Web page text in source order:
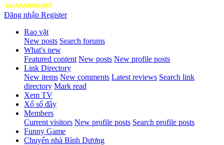
Đăng nhập Register
Rao vặt
New posts Search forums
What's new
Featured content New posts New profile posts
Link Directory
New items New comments Latest reviews Search link
directory Mark read
Xem TV
Xổ số đây
Members
Current visitors New profile posts Search profile posts
Funny Game
Chuyển nhà Bình Dương